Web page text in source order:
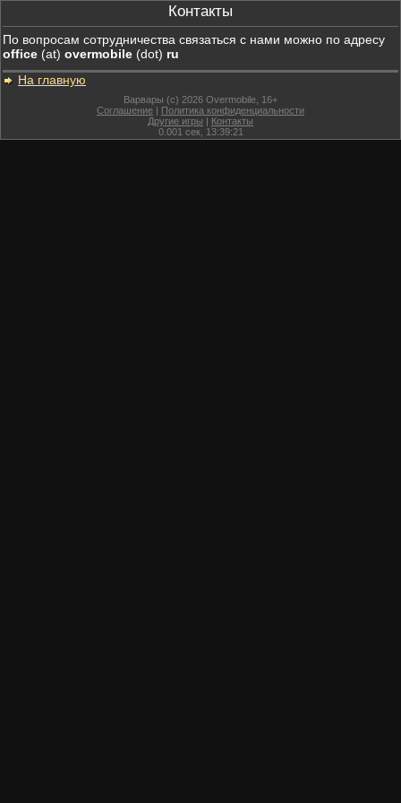
Контакты
По вопросам сотрудничества связаться с нами можно по адресу
office (at) overmobile (dot) ru
На главную
Варвары (c) 2026 Overmobile, 16+
Соглашение | Политика конфиденциальности
Другие игры | Контакты
0.001 сек, 13:39:21